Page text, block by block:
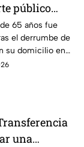
público
a un
huye
65 años fue
el derrumbe de
su domicilio en
por las
una